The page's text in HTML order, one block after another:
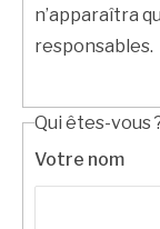
n’apparaîtra
responsables.
Qui êtes-vous
Votre nom